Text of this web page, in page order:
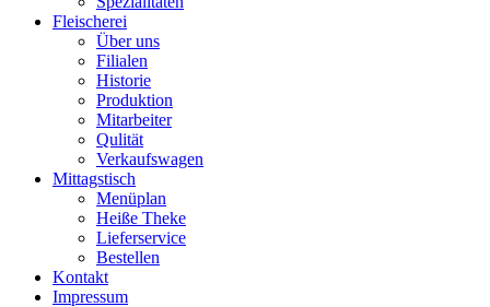
Fleischerei
Über uns
Filialen
Historie
Produktion
Mitarbeiter
Qulität
Verkaufswagen
Mittagstisch
Menüplan
Heiße Theke
Lieferservice
Bestellen
Kontakt
Impressum